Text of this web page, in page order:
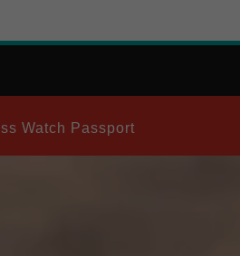
Watch Passport